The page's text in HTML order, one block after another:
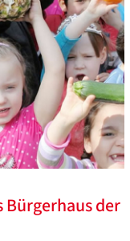
Bürgerhaus der